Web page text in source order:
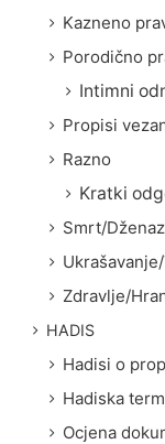
Kazneno
Porodično
Intimni
Propisi
Razno
Kratki
Smrt/
Zdravlje/
HADIS
Hadisi o
Hadiska
Ocjena